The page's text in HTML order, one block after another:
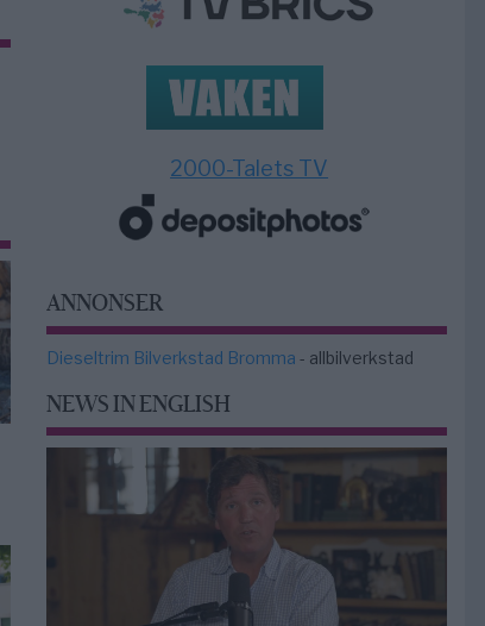
2000-Talets TV
ANNONSER
Dieseltrim Bilverkstad Bromma - allbilverkstad
NEWS IN ENGLISH